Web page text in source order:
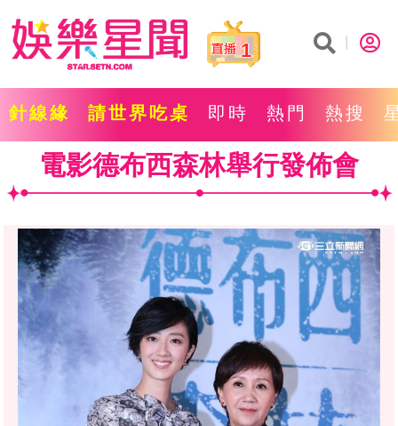
1
針線緣 請世界吃桌 即時 熱門 熱搜
電影德布西森林舉行發佈會